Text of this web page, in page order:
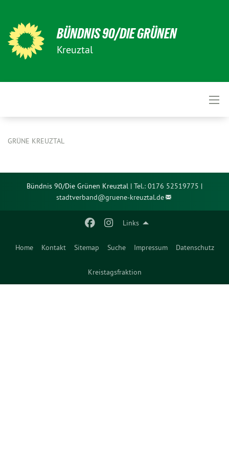
Links
Home Kontakt Sitemap Suche Impressum Datenschutz
Kreistagsfraktion
BÜNDNIS 90/DIE GRÜNEN
Kreuztal
GRÜNE KREUZTAL
Bündnis 90/Die Grünen Kreuztal | Tel.: 0176 52519775 |
stadtverband@gruene-kreuztal.de